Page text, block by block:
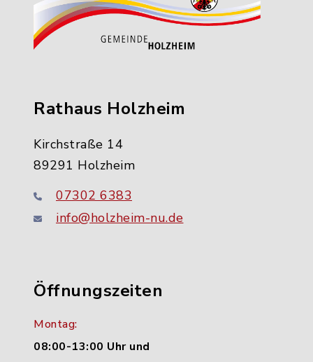
Rathaus Holzheim
Kirchstraße 14
89291 Holzheim
07302 6383
info@holzheim-nu.de
Öffnungszeiten
Montag:
08:00-13:00 Uhr und